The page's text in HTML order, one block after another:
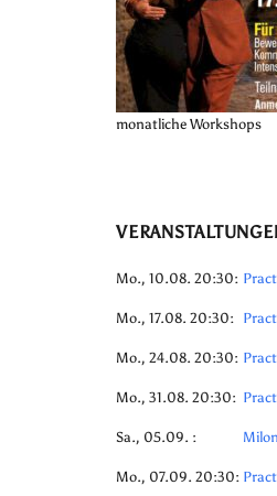
monatliche Workshops
Mo., 10.08. 20:30:
Mo., 17.08. 20:30:
Mo., 24.08. 20:30:
Mo., 31.08. 20:30:
Sa., 05.09. :
Mo., 07.09. 20:30: